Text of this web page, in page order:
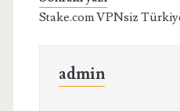
Stake.com VPNsiz
admin